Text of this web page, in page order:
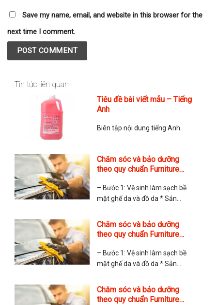
Save my name, email, and website in this browser for the
next time I comment.
Tin tức liên quan
Tiêu đề bài viết mẫu – Tiếng
Anh
Biên tập nội dung tiếng Anh.
Chăm sóc và bảo dưỡng
theo quy chuẩn Furniture
– Bước 1: Vệ sinh làm sạch bề
mặt ghế da và đồ da * Sản
Clean. Sản phẩm gồm các dung
tích 100ml, 250ml, 500ml và 5 lít
ngấm nước vào bề mặt): Phun
Leather Ultra
Chăm sóc và bảo dưỡng
theo quy chuẩn Furniture
– Bước 1: Vệ sinh làm sạch bề
mặt ghế da và đồ da * Sản
Clean. Sản phẩm gồm các dung
tích 100ml, 250ml, 500ml và 5 lít
Chăm sóc và bảo dưỡng
theo quy chuẩn Furniture